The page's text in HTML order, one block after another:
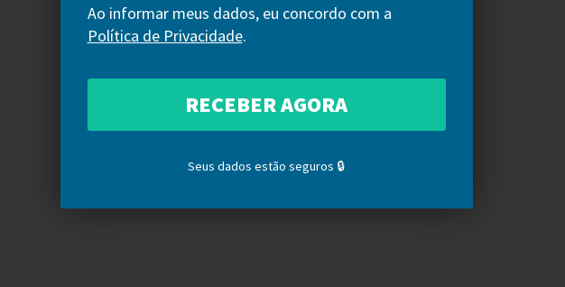
Ao informar meus dados, eu concordo com a
Política de Privacidade.
Seus dados estão seguros 🔒